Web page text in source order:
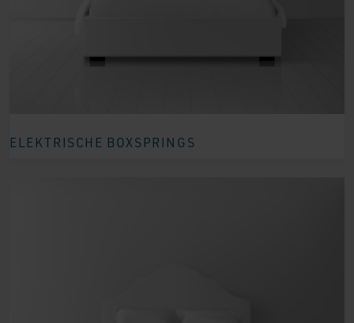
ELEKTRISCHE BOXSPRINGS